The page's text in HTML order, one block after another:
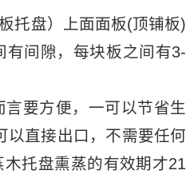
盘）上面面板(顶铺板)
间隙，每块板之间有3-
要方便，一可以节省生
以直接出口，不需要任何
托盘熏蒸的有效期才21